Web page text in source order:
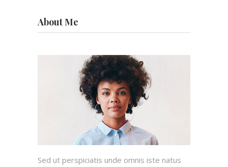
About Me
Sed ut perspiciatis unde omnis iste natus